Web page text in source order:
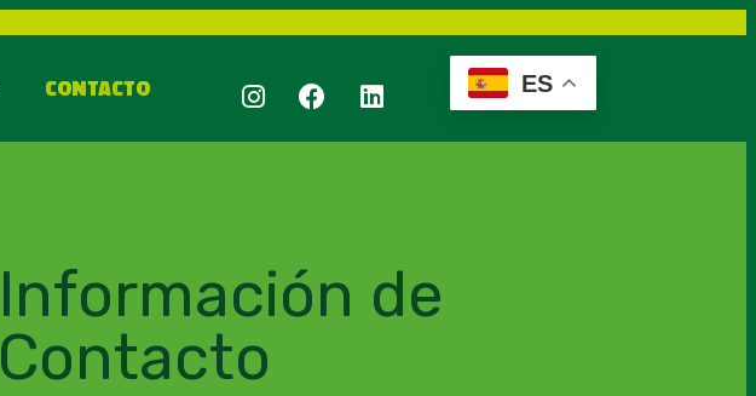
CONTACTO ES
Información de
Contacto